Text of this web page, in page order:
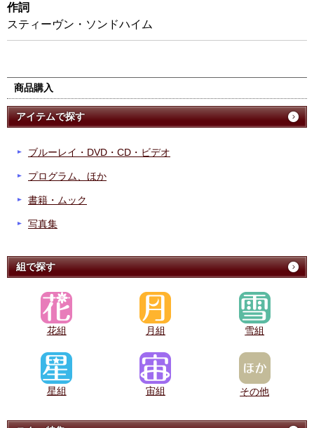
作詞
スティーヴン・ソンドハイム
商品購入
アイテムで探す
ブルーレイ・DVD・CD・ビデオ
プログラム、ほか
書籍・ムック
写真集
組で探す
花組 月組 雪組
星組 宙組 その他